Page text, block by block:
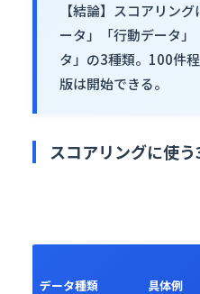
【結論】スコアリン
ータ」「行動データ
タ」の3種類。100件
版は開始できる。
スコアリングに使
データ種類 具体例